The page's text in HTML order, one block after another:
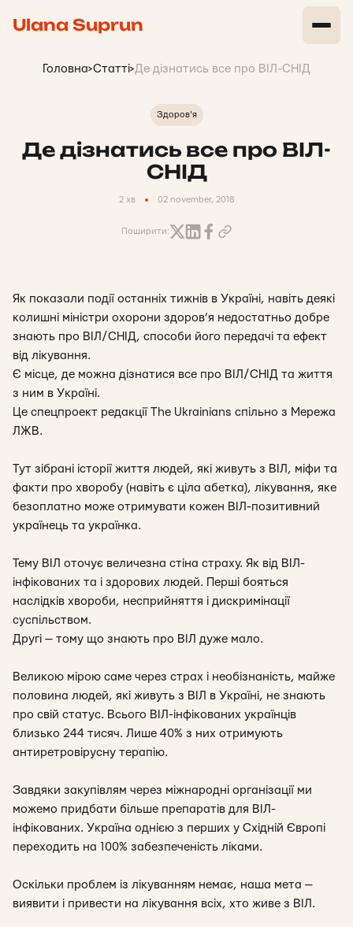
Ulana Suprun
Головна>Статті>Де дізнатись все про ВІЛ-СНІД
Здоров'я
Де дізнатись все про ВІЛ-
СНІД
2 хв 02 november, 2018
Поширити:
Як показали події останніх тижнів в Україні, навіть деякі
колишні міністри охорони здоров’я недостатньо добре
знають про ВІЛ/СНІД, способи його передачі та ефект
від лікування.
Є місце, де можна дізнатися все про ВІЛ/СНІД та життя
з ним в Україні.
Це спецпроект редакції The Ukrainians спільно з Мережа
ЛЖВ.
Тут зібрані історії життя людей, які живуть з ВІЛ, міфи та
факти про хворобу (навіть є ціла абетка), лікування, яке
безоплатно може отримувати кожен ВІЛ-позитивний
українець та українка.
Тему ВІЛ оточує величезна стіна страху. Як від ВІЛ-
інфікованих та і здорових людей. Перші бояться
наслідків хвороби, несприйняття і дискримінації
суспільством.
Другі — тому що знають про ВІЛ дуже мало.
Великою мірою саме через страх і необізнаність, майже
половина людей, які живуть з ВІЛ в Україні, не знають
про свій статус. Всього ВІЛ-інфікованих українців
близько 244 тисяч. Лише 40% з них отримують
антиретровірусну терапію.
Завдяки закупівлям через міжнародні організації ми
можемо придбати більше препаратів для ВІЛ-
інфікованих. Україна однією з перших у Східній Європі
переходить на 100% забезпеченість ліками.
Оскільки проблем із лікуванням немає, наша мета —
виявити і привести на лікування всіх, хто живе з ВІЛ.